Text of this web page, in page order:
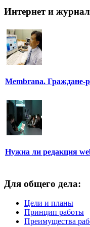
Интернет и
Membrana. Граждане-
Нужна ли редакция
Для общего дела:
Цели и планы
Принцип работы
Преимущества